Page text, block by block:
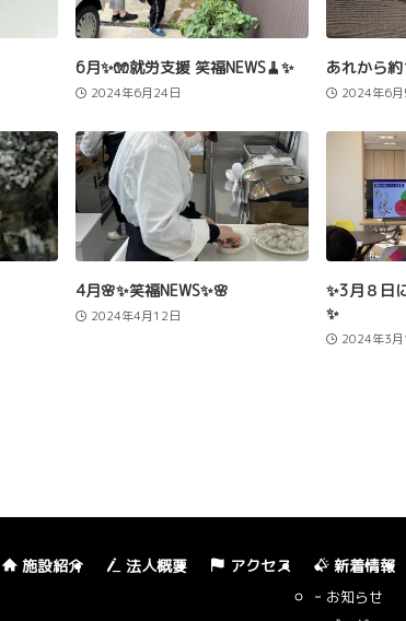
6月✨🧤就労支援 笑福NEWS🧹✨
2024年6月24日
あれから
2024年6月
4月🌸✨笑福NEWS✨🌸
2024年4月12日
✨3月８日
✨
2024年3
施設紹介 法人概要 アクセス 新着情報
お知らせ